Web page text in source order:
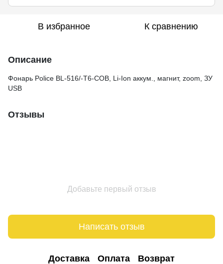
В избранное К сравнению
Описание
Фонарь Police BL-516/-T6-COB, Li-Ion аккум., магнит, zoom, ЗУ
USB
Отзывы
Добавьте первый отзыв
Написать отзыв
Доставка Оплата Возврат